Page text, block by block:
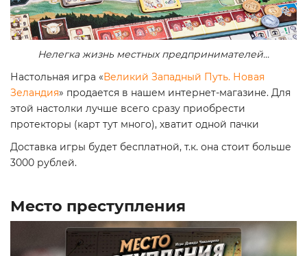
Нелегка жизнь местных предпринимателей...
Настольная игра «Великий Западный Путь. Новая
Зеландия» продается в нашем интернет-магазине. Для
этой настолки лучше всего сразу приобрести
протекторы (карт тут много), хватит одной пачки
Доставка игры будет бесплатной, т.к. она стоит больше
3000 рублей.
Место преступления